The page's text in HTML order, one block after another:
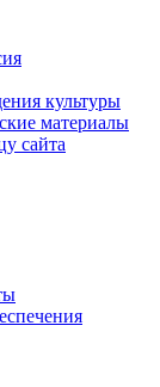
культуры
материалы
сайта